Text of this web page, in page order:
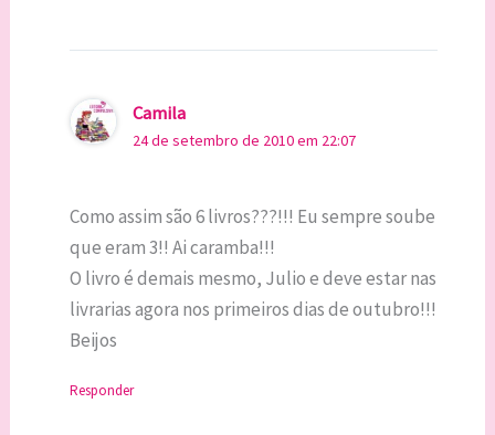
Camila
24 de setembro de 2010 em 22:07
Como assim são 6 livros???!!! Eu sempre soube
que eram 3!! Ai caramba!!!
O livro é demais mesmo, Julio e deve estar nas
livrarias agora nos primeiros dias de outubro!!!
Beijos
Responder